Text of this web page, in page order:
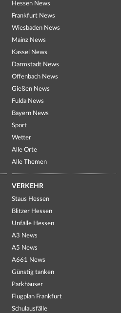
Hessen News
Frankfurt News
Wiesbaden News
Mainz News
Kassel News
Darmstadt News
Offenbach News
Gießen News
Fulda News
Bayern News
Sport
Wetter
Alle Orte
Alle Themen
VERKEHR
Staus Hessen
Blitzer Hessen
Unfälle Hessen
A3 News
A5 News
A661 News
Günstig tanken
Parkhäuser
Flugplan Frankfurt
Schulausfälle